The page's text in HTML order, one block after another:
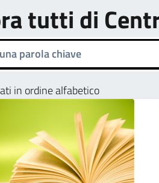
tutti di
in ordine alfabetico